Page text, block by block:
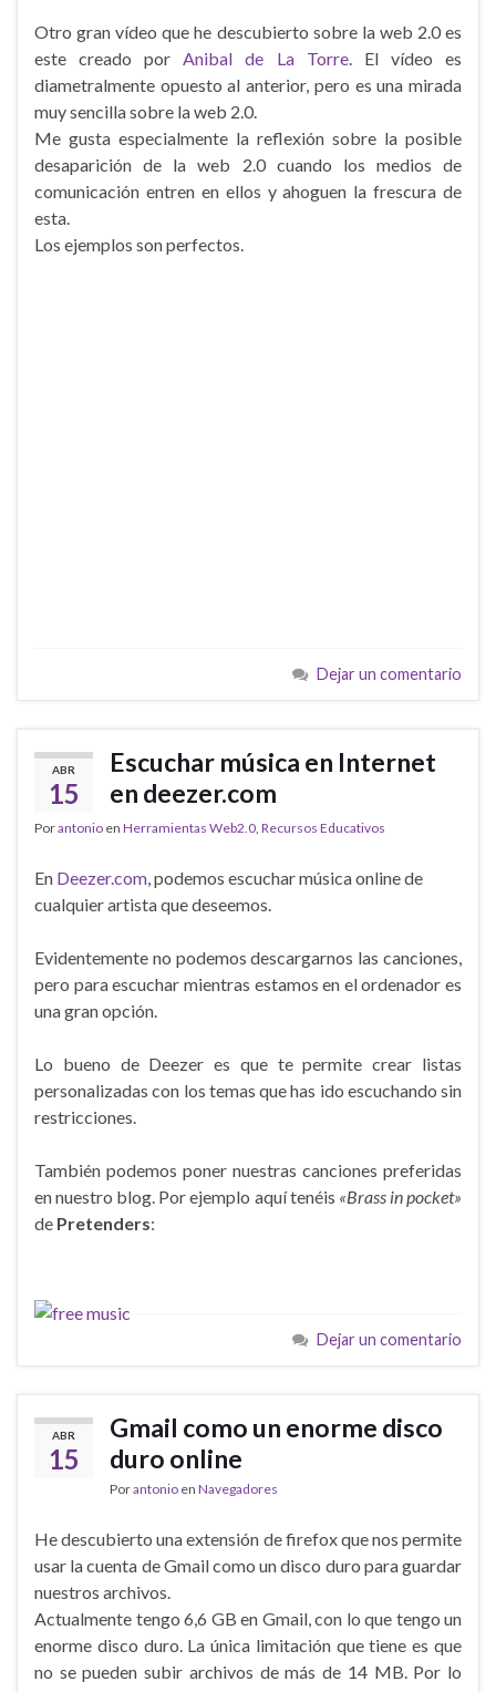
Otro gran vídeo que he descubierto sobre la web 2.0 es
este creado por Anibal de La Torre. El vídeo es
diametralmente opuesto al anterior, pero es una mirada
muy sencilla sobre la web 2.0.
Me gusta especialmente la reflexión sobre la posible
desaparición de la web 2.0 cuando los medios de
comunicación entren en ellos y ahoguen la frescura de
esta.
Los ejemplos son perfectos.
Dejar un comentario
ABR
15
Escuchar música en Internet
en deezer.com
Porantonio en Herramientas Web2.0 Recursos Educativos
En Deezer.com , podemos escuchar música online de
cualquier artista que deseemos.
Evidentemente no podemos descargarnos las canciones,
pero para escuchar mientras estamos en el ordenador es
una gran opción.
Lo bueno de Deezer es que te permite crear listas
personalizadas con los temas que has ido escuchando sin
restricciones.
También podemos poner nuestras canciones preferidas
en nuestro blog. Por ejemplo aquí tenéis «Brass in pocket»
de Pretenders:
Dejar un comentario
ABR
15
Gmail como un enorme disco
duro online
Porantonio en Navegadores
He descubierto una extensión de firefox que nos permite
usar la cuenta de Gmail como un disco duro para guardar
nuestros archivos.
Actualmente tengo 6,6 GB en Gmail, con lo que tengo un
enorme disco duro. La única limitación que tiene es que
no se pueden subir archivos de más de 14 MB. Por lo